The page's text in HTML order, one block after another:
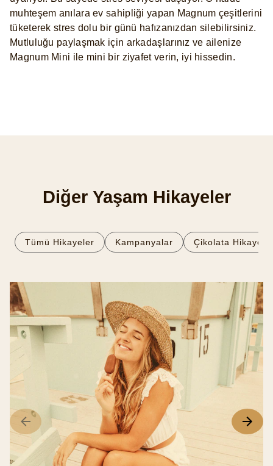
muhteşem anılara ev sahipliği yapan Magnum çeşitlerini
tüketerek stres dolu bir günü hafızanızdan silebilirsiniz.
Mutluluğu paylaşmak için arkadaşlarınız ve ailenize
Magnum Mini ile mini bir ziyafet verin, iyi hissedin.
Diğer Yaşam Hikayeler
Tümü Hikayeler Kampanyalar Çikolata